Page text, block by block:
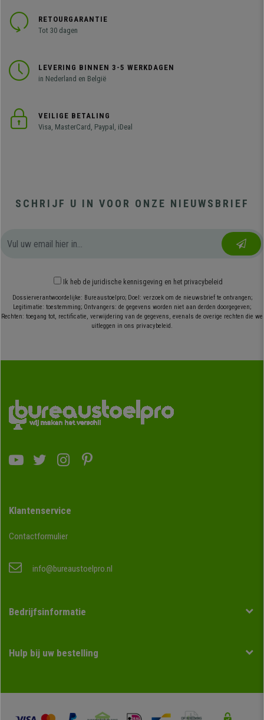
RETOURGARANTIE
Tot 30 dagen
LEVERING BINNEN 3-5 WERKDAGEN
in Nederland en België
VEILIGE BETALING
Visa, MasterCard, Paypal, iDeal
SCHRIJF U IN VOOR ONZE NIEUWSBRIEF
Ik heb de juridische kennisgeving en het privacybeleid
Dossierverantwoordelijke: Bureaustoelpro; Doel: verzoek om de nieuwsbrief te ontvangen;
Legitimatie: toestemming; Ontvangers: de gegevens worden niet aan derden doorgegeven;
Rechten: toegang tot, rectificatie, verwijdering van de gegevens, evenals de overige rechten die we
uitleggen in ons privacybeleid.
Klantenservice
Contactformulier
info@bureaustoelpro.nl
Bedrijfsinformatie
Hulp bij uw bestelling